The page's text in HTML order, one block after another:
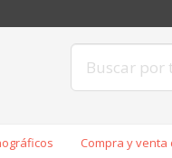
Compra y